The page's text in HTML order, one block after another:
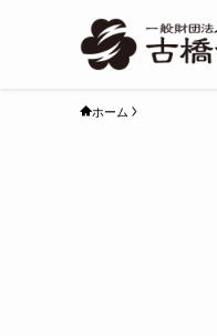
ホーム